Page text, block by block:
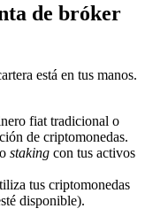
de bróker
está en tus manos.
fiat tradicional o
de criptomonedas.
staking con tus activos
tus criptomonedas
disponible).